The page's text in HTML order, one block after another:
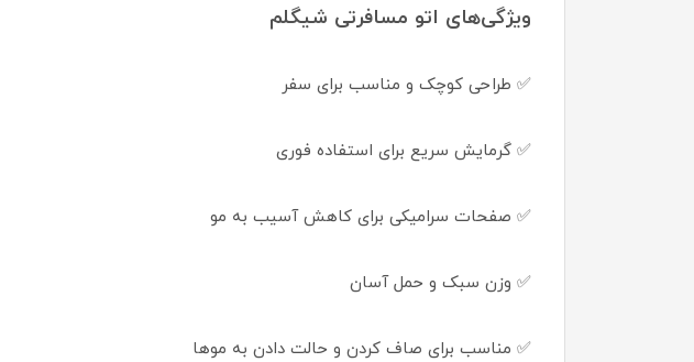
ویژگی‌های اتو مسافرتی شیگلم
✅ طراحی کوچک و مناسب برای سفر
✅ گرمایش سریع برای استفاده فوری
✅ صفحات سرامیکی برای کاهش آسیب به مو
✅ وزن سبک و حمل آسان
✅ مناسب برای صاف کردن و حالت دادن به موها